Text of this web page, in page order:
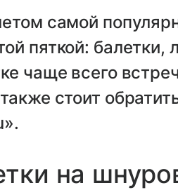
самой
пяткой: балетки,
чаще всего
стоит
на